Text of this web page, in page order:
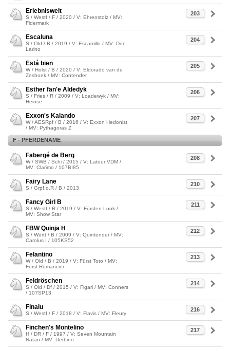
203
Erlebniswelt
S / Westf / F / 2020 / V: Ehrenstolz / MV:
Fidermark
204
Escaluna
S / Old / B / 2019 / V: Escamillo / MV: Don
Larino
205
Está bien
W / Holst / B / 2020 / V: Eldorado van de
Zeshoek / MV: Contender
206
Esther fan'e Aldedyk
S / Fries / R / 2009 / V: Loadewyk / MV:
Heinse
207
Exxon's Kalando
W / AESRpf / B / 2016 / V: Exxon Hedonist
/ MV: Pythagoras Z
F - PFERDENAME
208
Fabergé de Berg
W / SWB / Schi / 2015 / V: Latour VDM /
MV: Clarimo / 107BI85
210
Fairy Lane
S / Grpf.o.R / B / 2013
211
Fancy Girl B
S / Westf / R / 2019 / V: Fürsten-Look /
MV: Show Star
212
FBW Quinja H
S / Württ / B / 2009 / V: Quintender / MV:
Carolus I / 105KS52
213
Felantino
W / Old / B / 2019 / V: Fürst Toto / MV:
Fürst Romancier
214
Feldröschen
S / Old / Df / 2015 / V: Figari / MV: Conners
/ 107SP13
216
Finalu
S / Westf / F / 2018 / V: Flavis / MV: Fleury
217
Finchen's Montelino
H / DR / F / 1997 / V: Seven Mountain
Natan / MV: Derbino